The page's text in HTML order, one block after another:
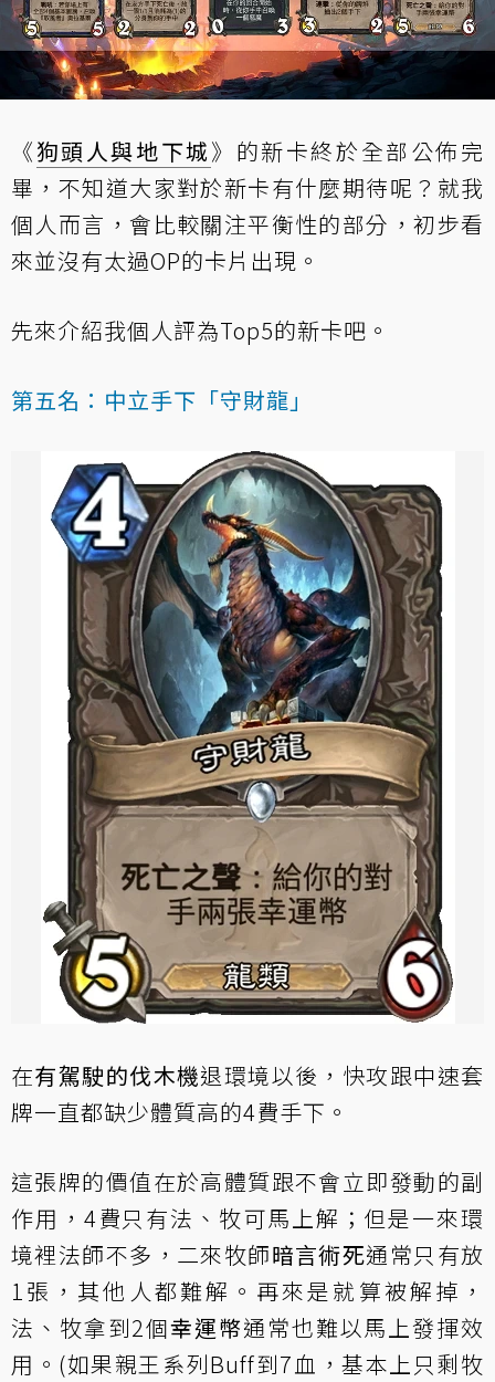
《狗頭人與地下城》的新卡終於全部公佈完
畢，不知道大家對於新卡有什麼期待呢？就我
個人而言，會比較關注平衡性的部分，初步看
來並沒有太過OP的卡片出現。
先來介紹我個人評為Top5的新卡吧。
第五名：中立手下「守財龍」
在有駕駛的伐木機退環境以後，快攻跟中速套
牌一直都缺少體質高的4費手下。
這張牌的價值在於高體質跟不會立即發動的副
作用，4費只有法、牧可馬上解；但是一來環
境裡法師不多，二來牧師暗言術死通常只有放
1張，其他人都難解。再來是就算被解掉，
法、牧拿到2個幸運幣通常也難以馬上發揮效
用。(如果親王系列Buff到7血，基本上只剩牧